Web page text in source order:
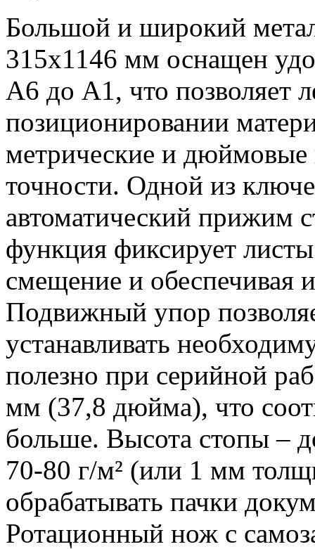
Большой и широкий
315x1146 мм оснащен
A6 до A1, что позволяет
позиционировании
метрические и
точности. Одной из
автоматический прижим
функция фиксирует
смещение и обеспечивая
Подвижный упор
устанавливать
полезно при серийной
мм (37,8 дюйма), что
больше. Высота стопы –
70-80 г/м² (или 1 мм
обрабатывать пачки
Ротационный нож с